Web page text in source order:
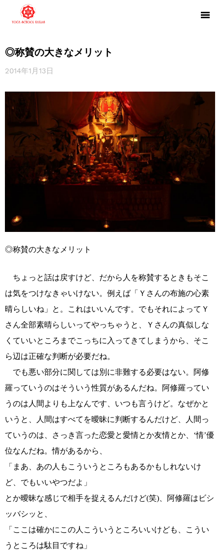
◎称賛の大きなメリット
2014年1月13日
◎称賛の大きなメリット
ちょっと話は戻すけど、だから人を称賛するときもそこ
は気をつけなきゃいけない。例えば「Ｙさんの布施の心素
晴らしいね」と。これはいいんです。でもそれによってＹ
さん全部素晴らしいってやっちゃうと、Ｙさんの真似しな
くていいところまでこっちに入ってきてしまうから、そこ
ら辺は正確な判断が必要だね。
でも悪い部分に関しては別に非難する必要はない。阿修
羅っていうのはそういう性質があるんだね。阿修羅ってい
うのは人間よりも上なんです、いつも言うけど。なぜかと
いうと、人間はすべてを曖昧に判断するんだけど、人間っ
ていうのは、さっき言った恋愛と愛情とか友情とか、‘情’優
位なんだね。情があるから、
「まあ、あの人もこういうところもあるかもしれないけ
ど、でもいいやつだよ」
とか曖昧な感じで相手を捉えるんだけど(笑)、阿修羅はビシ
ッバシッと、
「ここは確かにこの人こういうところいいけども、こうい
うところは駄目ですね」